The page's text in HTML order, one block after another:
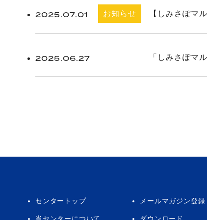
2025.07.01 お知らせ 【しみさぽマ
2025.06.27 「しみさぽマ
センタートップ
当センターについて
メールマガジン登録
ダウンロード